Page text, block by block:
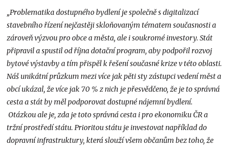
„Problematika dostupného bydlení je společně s digitalizací
stavebního řízení nejčastěji skloňovaným tématem současnosti a
zároveň výzvou pro obce a města, ale i soukromé investory. Stát
připravil a spustil od října dotační program, aby podpořil rozvoj
bytové výstavby a tím přispěl k řešení současné krize v této oblasti.
Náš unikátní průzkum mezi více jak pěti sty zástupci vedení měst a
obcí ukázal, že více jak 70 % z nich je přesvědčeno, že je to správná
cesta a stát by měl podporovat dostupné nájemní bydlení.
Otázkou ale je, zda je toto správná cesta i pro ekonomiku ČR a
tržní prostředí státu. Prioritou státu je investovat například do
dopravní infrastruktury, která slouží všem občanům bez toho, že